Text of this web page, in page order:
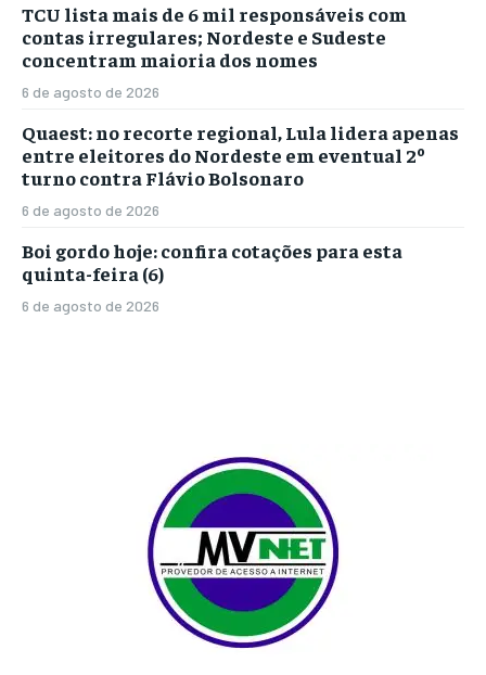
TCU lista mais de 6 mil responsáveis com
contas irregulares; Nordeste e Sudeste
concentram maioria dos nomes
6 de agosto de 2026
Quaest: no recorte regional, Lula lidera apenas
entre eleitores do Nordeste em eventual 2º
turno contra Flávio Bolsonaro
6 de agosto de 2026
Boi gordo hoje: confira cotações para esta
quinta-feira (6)
6 de agosto de 2026